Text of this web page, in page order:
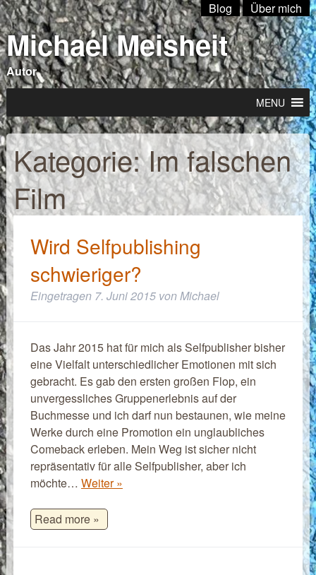
Blog Über mich
Michael Meisheit
Autor
MENU
Kategorie:Im falschen
Film
Wird Selfpublishing
schwieriger?
Eingetragen 7. Juni 2015 vonMichael
Das Jahr 2015 hat für mich als Selfpublisher bisher
eine Vielfalt unterschiedlicher Emotionen mit sich
gebracht. Es gab den ersten großen Flop, ein
unvergessliches Gruppenerlebnis auf der
Buchmesse und ich darf nun bestaunen, wie meine
Werke durch eine Promotion ein unglaubliches
Comeback erleben. Mein Weg ist sicher nicht
repräsentativ für alle Selfpublisher, aber ich
möchte… Weiter »
Read more »